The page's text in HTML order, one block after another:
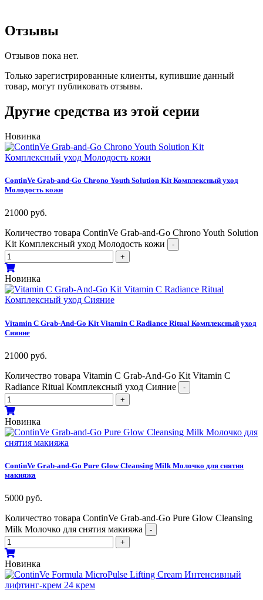
Отзывы
Отзывов пока нет.
Только зарегистрированные клиенты, купившие данный
товар, могут публиковать отзывы.
Другие средства из этой серии
Новинка
ContinVe Grab-and-Go Chrono Youth Solution Kit Комплексный уход
Молодость кожи
21000 руб.
Количество товара ContinVe Grab-and-Go Chrono Youth Solution
Kit Комплексный уход Молодость кожи
-
+
Новинка
Vitamin C Grab-And-Go Kit Vitamin C Radiance Ritual Комплексный уход
Сияние
21000 руб.
Количество товара Vitamin C Grab-And-Go Kit Vitamin C
Radiance Ritual Комплексный уход Сияние
-
+
Новинка
ContinVe Grab-and-Go Pure Glow Cleansing Milk Молочко для снятия
макияжа
5000 руб.
Количество товара ContinVe Grab-and-Go Pure Glow Cleansing
Milk Молочко для снятия макияжа
-
+
Новинка